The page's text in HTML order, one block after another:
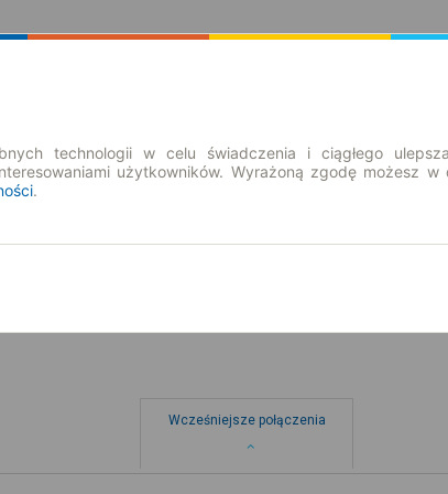
Wcześniejsze połączenia
technologii w celu świadczenia i ciągłego
użytkowników. Wyrażoną zgodę możesz
.